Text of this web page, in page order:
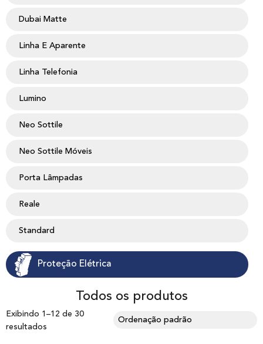
Dubai Matte
Linha E Aparente
Linha Telefonia
Lumino
Neo Sottile
Neo Sottile Móveis
Porta Lâmpadas
Reale
Standard
Proteção Elétrica
Exibindo 1–12 de 30
resultados
Todos os produtos